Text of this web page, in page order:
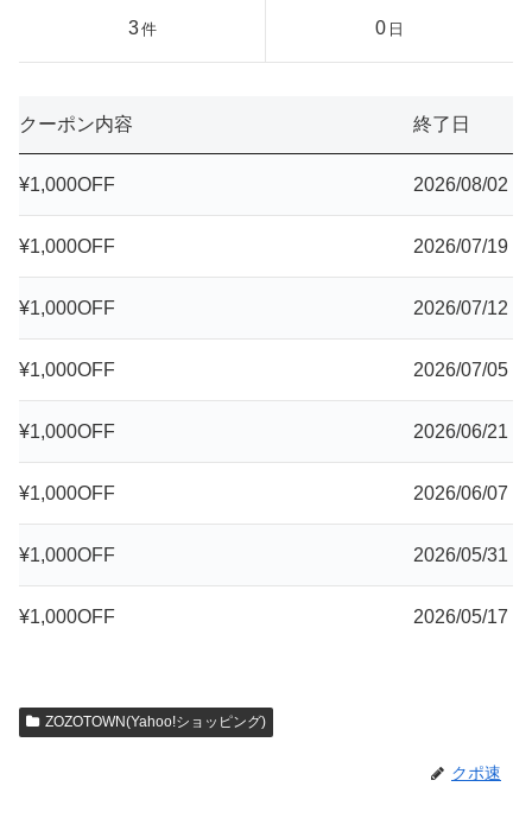
3件
0 日
クーポン内容 終了日
¥1,000OFF 2026/08/02
¥1,000OFF 2026/07/19
¥1,000OFF 2026/07/12
¥1,000OFF 2026/07/05
¥1,000OFF 2026/06/21
¥1,000OFF 2026/06/07
¥1,000OFF 2026/05/31
¥1,000OFF 2026/05/17
ZOZOTOWN(Yahoo!ショッピング)
クポ速